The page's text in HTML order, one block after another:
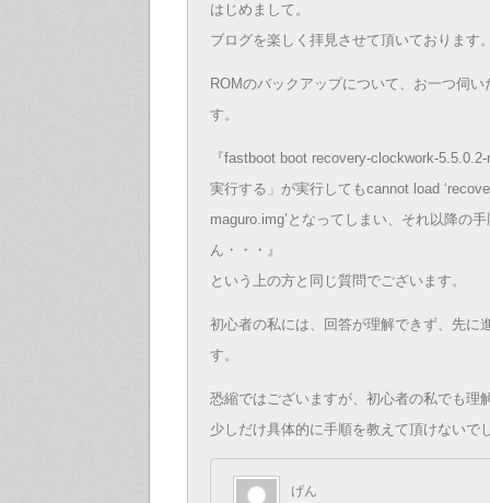
はじめまして。
ブログを楽しく拝見させて頂いております
ROMのバックアップについて、お一つ伺
す。
『fastboot boot recovery-clockwork-
実行する」が実行してもcannot load
maguro.img’となってしまい、それ以降の
ん・・・』
という上の方と同じ質問でございます。
初心者の私には、回答が理解できず、先に
す。
恐縮ではございますが、初心者の私でも理
少しだけ具体的に手順を教えて頂けないで
げん